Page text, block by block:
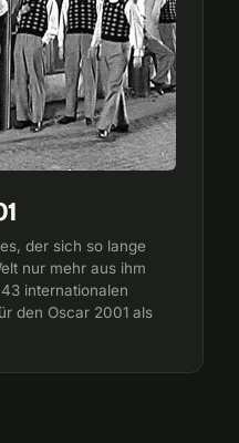
der sich so lange
nur mehr aus ihm
internationalen
den Oscar 2001 als